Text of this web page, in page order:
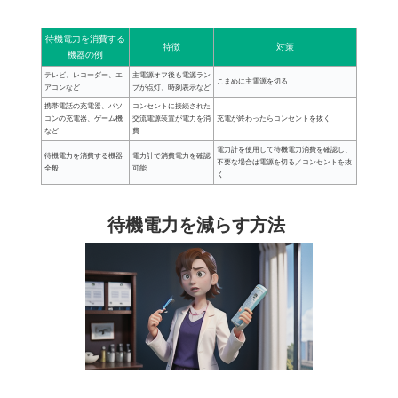
待機電力を消費する
機器の例
特徴 対策
テレビ、レコーダー、エ
アコンなど
主電源オフ後も電源ラン
プが点灯、時刻表示など
こまめに主電源を切る
携帯電話の充電器、パソ
コンの充電器、ゲーム機
など
コンセントに接続された
交流電源装置が電力を消
費
充電が終わったらコンセントを抜く
待機電力を消費する機器
全般
電力計で消費電力を確認
可能
電力計を使用して待機電力消費を確認し、
不要な場合は電源を切る／コンセントを抜
く
待機電力を減らす方法